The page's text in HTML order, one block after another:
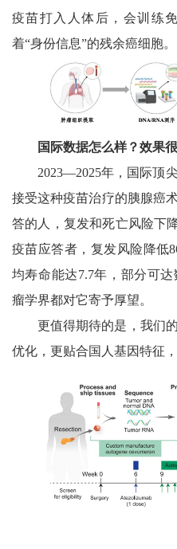
疫苗打入人体后，会训练
着“身份信息”的残余癌细胞。
国际数据怎么样？效果
2023—2025年，国际顶
接受这种疫苗治疗的胰腺癌
答的人，复发和死亡风险下
疫苗应答者，复发风险降低
均寿命能达7.7年，部分可
瘤学界都对它寄予厚望。
更值得期待的是，我们
优化，更贴合国人基因特征